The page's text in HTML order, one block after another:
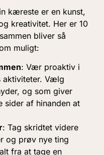
kæreste er en kunst,
kreativitet. Her er 10
bliver så
muligt:
: Vær proaktiv i
Vælg
og som giver
af hinanden at
: Tag skridtet videre
og prøv nye ting
fra at tage en